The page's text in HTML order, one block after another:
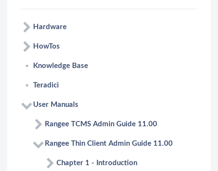
Hardware
HowTos
Knowledge Base
Teradici
User Manuals
Rangee TCMS Admin Guide 11.00
Rangee Thin Client Admin Guide 11.00
Chapter 1 - Introduction